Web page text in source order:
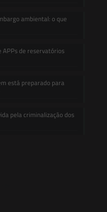
ambiental: o que
APPs de reservatórios
está preparado para
pela criminalização dos